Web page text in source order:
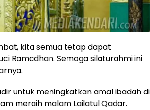
kita semua tetap dapat
Ramadhan. Semoga silaturahmi ini
untuk meningkatkan amal ibadah di
meraih malam Lailatul Qadar.